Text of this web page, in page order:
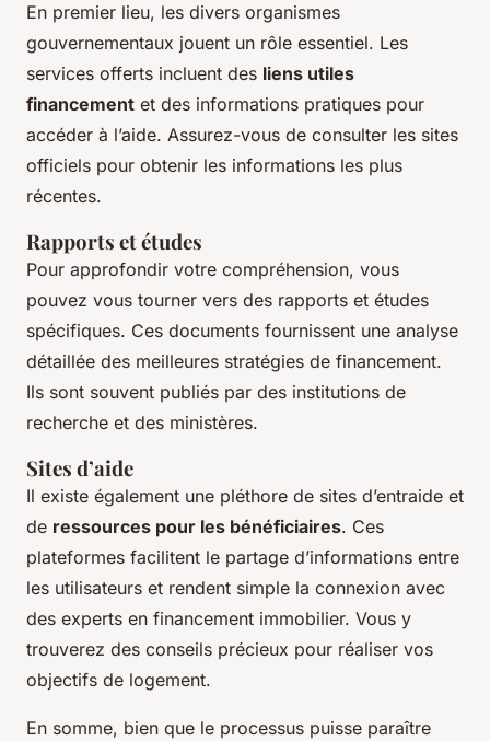
En premier lieu, les divers organismes
gouvernementaux jouent un rôle essentiel. Les
services offerts incluent des liens utiles
financement et des informations pratiques pour
accéder à l’aide. Assurez-vous de consulter les sites
officiels pour obtenir les informations les plus
récentes.
Rapports et études
Pour approfondir votre compréhension, vous
pouvez vous tourner vers des rapports et études
spécifiques. Ces documents fournissent une analyse
détaillée des meilleures stratégies de financement.
Ils sont souvent publiés par des institutions de
recherche et des ministères.
Sites d’aide
Il existe également une pléthore de sites d’entraide et
de ressources pour les bénéficiaires. Ces
plateformes facilitent le partage d’informations entre
les utilisateurs et rendent simple la connexion avec
des experts en financement immobilier. Vous y
trouverez des conseils précieux pour réaliser vos
objectifs de logement.
En somme, bien que le processus puisse paraître